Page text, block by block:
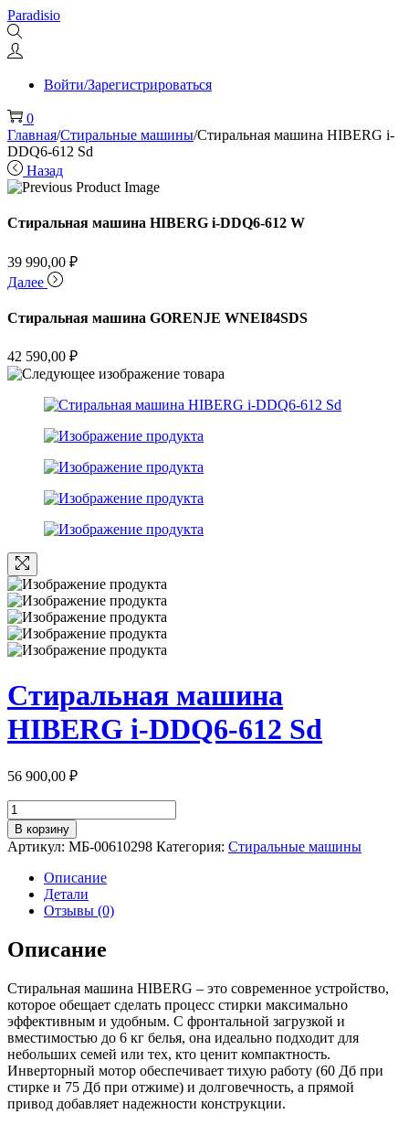
Перейти
к
навигации
Перейти
к
содержимому
Paradisio
Войти/Зарегистрироваться
0
Главная/Стиральные машины/Стиральная машина HIBERG i-
DDQ6-612 Sd
Назад
Стиральная машина HIBERG i-DDQ6-612 W
39 990,00 ₽
Далее
Стиральная машина GORENJE WNEI84SDS
42 590,00 ₽
Стиральная машина
HIBERG i-DDQ6-612 Sd
56 900,00 ₽
Количество
товара
Стиральная
машина
HIBERG
DDQ6-
Sd
В корзину
Артикул: МБ-00610298 Категория: Стиральные машины
Описание
Детали
Отзывы (0)
Описание
Стиральная машина HIBERG – это современное устройство,
которое обещает сделать процесс стирки максимально
эффективным и удобным. С фронтальной загрузкой и
вместимостью до 6 кг белья, она идеально подходит для
небольших семей или тех, кто ценит компактность.
Инверторный мотор обеспечивает тихую работу (60 Дб при
стирке и 75 Дб при отжиме) и долговечность, а прямой
привод добавляет надежности конструкции.